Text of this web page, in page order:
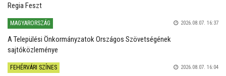
Regia Feszt
MAGYARORSZÁG 2026.08.07. 16:37
A Települési Önkormányzatok Országos Szövetségének
sajtóközleménye
FEHÉRVÁRI SZÍNES 2026.08.07. 16:04